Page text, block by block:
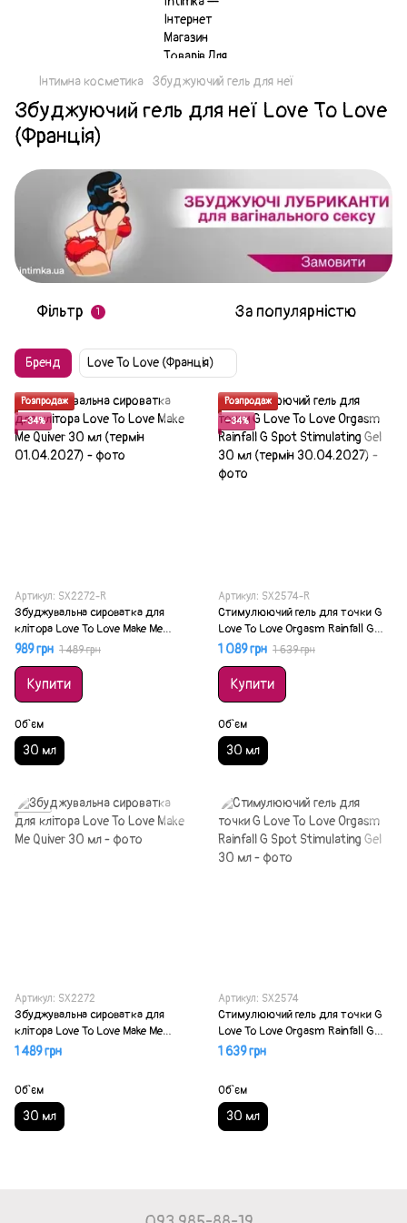
Інтимна косметика Збуджуючий гель для неї
Збуджуючий гель для неї Love To Love
(Франція)
Фільтр 1 За популярністю
Бренд Love To Love (Франція)
Розпродаж
−34%
Артикул: SX2272-R
Збуджувальна сироватка для
клітора Love To Love Make Me
Quiver 30 мл (термін 01.04.2027)
989 грн 1 489 грн
Купити
Об`єм
30 мл
Розпродаж
−34%
Артикул: SX2574-R
Стимулюючий гель для точки G
Love To Love Orgasm Rainfall G
Spot Stimulating Gel 30 мл
1 089 грн 1 639 грн
Купити
Об`єм
30 мл
Акція
Артикул: SX2272
Збуджувальна сироватка для
клітора Love To Love Make Me
Quiver 30 мл
1 489 грн
Об`єм
30 мл
Артикул: SX2574
Стимулюючий гель для точки G
Love To Love Orgasm Rainfall G
Spot Stimulating Gel 30 мл
1 639 грн
Об`єм
30 мл